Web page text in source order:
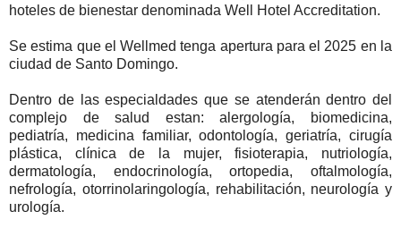
hoteles de bienestar denominada Well Hotel Accreditation.
Se estima que el Wellmed tenga apertura para el 2025 en la
ciudad de Santo Domingo.
Dentro de las especialdades que se atenderán dentro del
complejo de salud estan: alergología, biomedicina,
pediatría, medicina familiar, odontología, geriatría, cirugía
plástica, clínica de la mujer, fisioterapia, nutriología,
dermatología, endocrinología, ortopedia, oftalmología,
nefrología, otorrinolaringología, rehabilitación, neurología y
urología.